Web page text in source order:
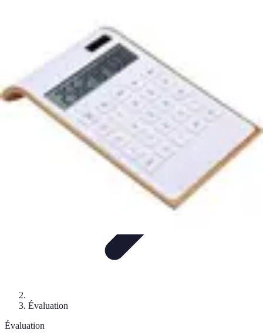
Revenus PassifsÉpargne
Opportunités Financières
Évaluation
Évaluation